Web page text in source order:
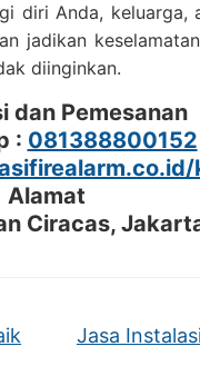
diri Anda,
jadikan
diinginkan.
dan Pemesanan
: 081388800152
Alamat
Ciracas,
Jasa